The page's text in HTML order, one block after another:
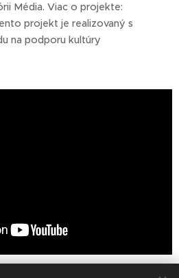
Média. Viac o projekte:
projekt je realizovaný s
na podporu kultúry